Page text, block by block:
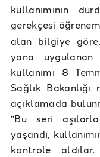
kullanımının
gerekçesi
alan bilgiye
yana uygulanan
kullanımı 8
Sağlık
açıklamada
“Bu seri
yaşandı,
kontrole